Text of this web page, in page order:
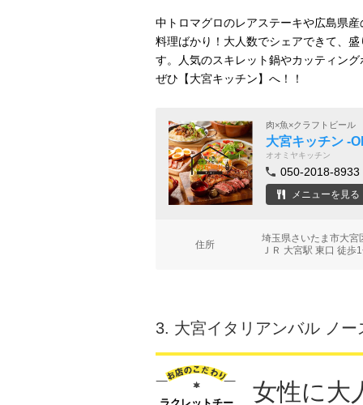
中トロマグロのレアステーキや広島県
料理ばかり！大人数でシェアできて、
す。人気のスキレット鍋やカッティン
ぜひ【大宮キッチン】へ！！
肉×魚×クラフトビール
大宮キッチン
オオミヤキッチン
050-2018-8933
メニューを見る
住所
埼玉県さいたま市大
ＪＲ 大宮駅 東口 徒歩
3. 大宮イタリアンバル ノー
女性に大